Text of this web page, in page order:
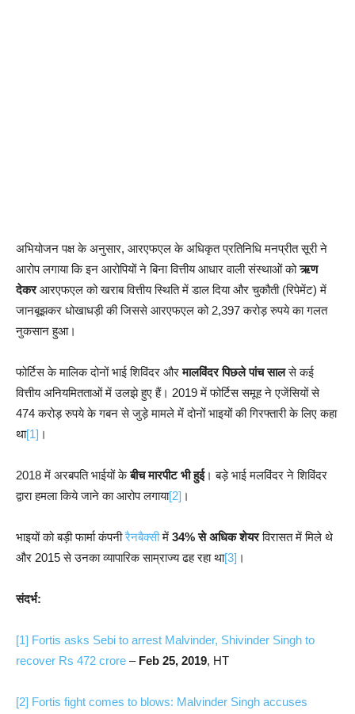
अभियोजन पक्ष के अनुसार, आरएफएल के अधिकृत प्रतिनिधि मनप्रीत सूरी ने
आरोप लगाया कि इन आरोपियों ने बिना वित्तीय आधार वाली संस्थाओं कोऋण
देकरआरएफएल को खराब वित्तीय स्थिति में डाल दिया और चुकौती (रिपेमेंट) में
जानबूझकर धोखाधड़ी की जिससे आरएफएल को 2,397 करोड़ रुपये का गलत
नुकसान हुआ।
फोर्टिस के मालिक दोनों भाई शिविंदर औरमालविंदर पिछले पांच सालसे कई
वित्तीय अनियमितताओं में उलझे हुए हैं। 2019 में फोर्टिस समूह ने एजेंसियों से
474 करोड़ रुपये के गबन से जुड़े मामले में दोनों भाइयों की गिरफ्तारी के लिए कहा
था[1] ।
2018 में अरबपति भाईयों केबीच मारपीट भी हुई। बड़े भाई मलविंदर ने शिविंदर
द्वारा हमला किये जाने का आरोप लगाया[2] ।
भाइयों को बड़ी फार्मा कंपनीरैनबैक्सीमें 34% से अधिक शेयरविरासत में मिले थे
और 2015 से उनका व्यापारिक साम्राज्य ढह रहा था[3] ।
संदर्भ:
[1] Fortis asks Sebi to arrest Malvinder, Shivinder Singh to
recover Rs 472 crore – Feb 25, 2019, HT
[2] Fortis fight comes to blows: Malvinder Singh accuses